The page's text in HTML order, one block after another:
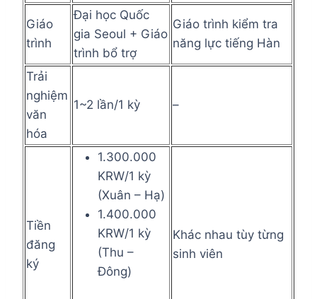
Giáo
trình
Đại học Quốc
gia Seoul + Giáo
trình bổ trợ
Giáo trình kiểm tra
năng lực tiếng Hàn
Trải
nghiệm
văn
hóa
1~2 lần/1 kỳ –
Tiền
đăng
ký
1.300.000
KRW/1 kỳ
(Xuân – Hạ)
1.400.000
KRW/1 kỳ
(Thu –
Đông)
Khác nhau tùy từng
sinh viên